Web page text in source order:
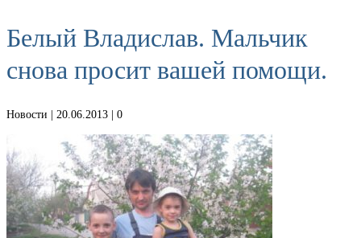
Белый Владислав. Мальчик
снова просит вашей помощи.
Новости | 20.06.2013 | 0